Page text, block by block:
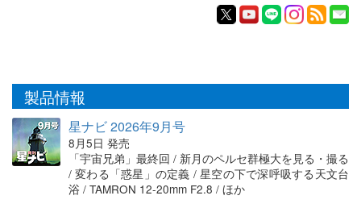
製品情報
星ナビ 2026年9月号
8月5日 発売
「宇宙兄弟」最終回 / 新月のペルセ群極大を見る・撮る
/ 変わる「惑星」の定義 / 星空の下で深呼吸する天文台
浴 / TAMRON 12-20mm F2.8 / ほか